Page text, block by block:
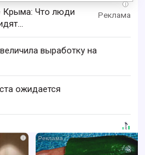
i
Крыма: Что люди
выработку на
ожидается
i